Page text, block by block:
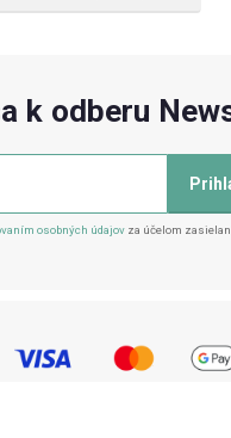
k odberu
osobných údajov za účelom